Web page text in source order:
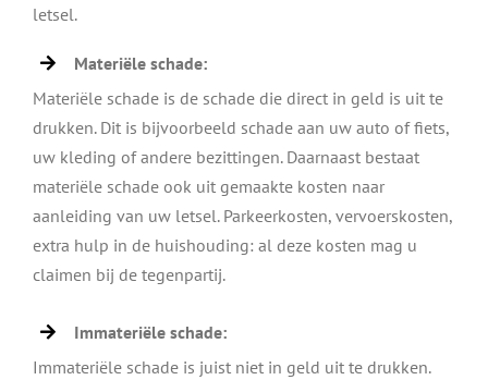
letsel.
Materiële schade:
Materiële schade is de schade die direct in geld is uit te
drukken. Dit is bijvoorbeeld schade aan uw auto of fiets,
uw kleding of andere bezittingen. Daarnaast bestaat
materiële schade ook uit gemaakte kosten naar
aanleiding van uw letsel. Parkeerkosten, vervoerskosten,
extra hulp in de huishouding: al deze kosten mag u
claimen bij de tegenpartij.
Immateriële schade:
Immateriële schade is juist niet in geld uit te drukken.